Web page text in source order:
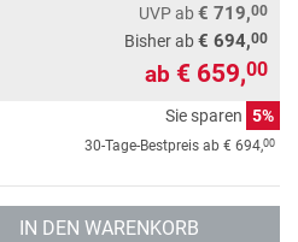
UVPab € 719,00
Bisher ab€ 694,00
ab € 659,00
Sie sparen 5%
30-Tage-Bestpreis ab € 694,00
IN DEN WARENKORB